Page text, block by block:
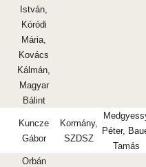
István,
Kóródi
Mária,
Kovács
Kálmán,
Magyar
Bálint
Kuncze
Gábor
Kormány,
SZDSZ
Péter,
Tamás
Orbán